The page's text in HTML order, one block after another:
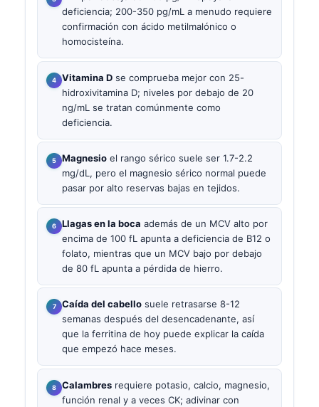
deficiencia; 200-350 pg/mL a menudo requiere
confirmación con ácido metilmalónico o
homocisteína.
Vitamina D se comprueba mejor con 25-
hidroxivitamina D; niveles por debajo de 20
ng/mL se tratan comúnmente como
deficiencia.
Magnesio el rango sérico suele ser 1.7-2.2
mg/dL, pero el magnesio sérico normal puede
pasar por alto reservas bajas en tejidos.
Llagas en la boca además de un MCV alto por
encima de 100 fL apunta a deficiencia de B12 o
folato, mientras que un MCV bajo por debajo
de 80 fL apunta a pérdida de hierro.
Caída del cabello suele retrasarse 8-12
semanas después del desencadenante, así
que la ferritina de hoy puede explicar la caída
que empezó hace meses.
Calambres requiere potasio, calcio, magnesio,
función renal y a veces CK; adivinar con